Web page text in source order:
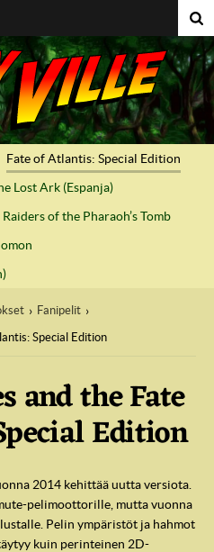
Fate of Atlantis: Special Edition
Lost Ark (Espanja)
Raiders of the Pharaoh’s Tomb
Fanipelit
Special Edition
and the Fate
Edition
2014 kehittää uutta versiota.
pelimoottorille, mutta vuonna
Pelin ympäristöt ja hahmot
kuin perinteinen 2D-